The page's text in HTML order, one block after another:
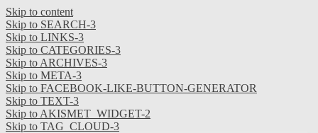
Skip to content
Skip to SEARCH-3
Skip to LINKS-3
Skip to CATEGORIES-3
Skip to ARCHIVES-3
Skip to META-3
Skip to FACEBOOK-LIKE-BUTTON-GENERATOR
Skip to TEXT-3
Skip to AKISMET_WIDGET-2
Skip to TAG_CLOUD-3